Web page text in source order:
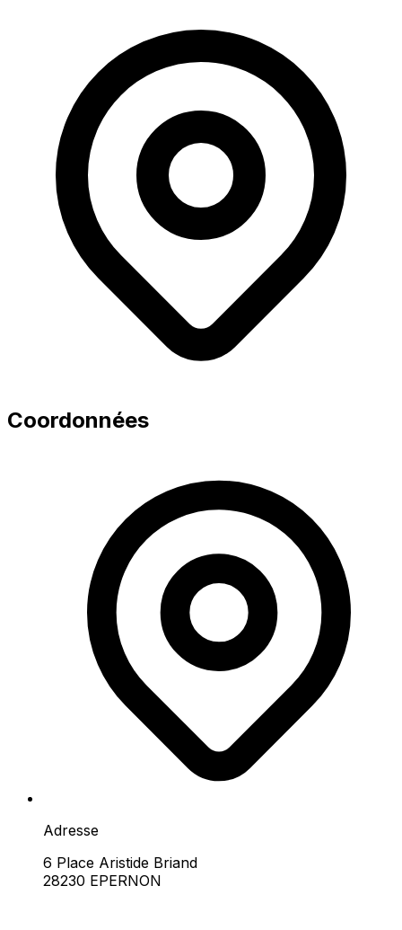
Coordonnées
Adresse
6 Place Aristide Briand
28230 EPERNON